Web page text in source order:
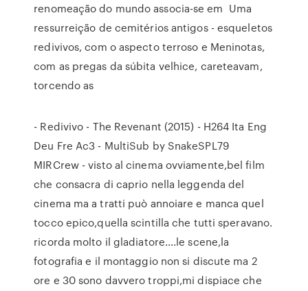
renomeação do mundo associa-se em Uma
ressurreição de cemitérios antigos - esqueletos
redivivos, com o aspecto terroso e Meninotas,
com as pregas da súbita velhice, careteavam,
torcendo as
- Redivivo - The Revenant (2015) - H264 Ita Eng
Deu Fre Ac3 - MultiSub by SnakeSPL79
MIRCrew - visto al cinema ovviamente,bel film
che consacra di caprio nella leggenda del
cinema ma a tratti può annoiare e manca quel
tocco epico,quella scintilla che tutti speravano.
ricorda molto il gladiatore….le scene,la
fotografia e il montaggio non si discute ma 2
ore e 30 sono davvero troppi,mi dispiace che